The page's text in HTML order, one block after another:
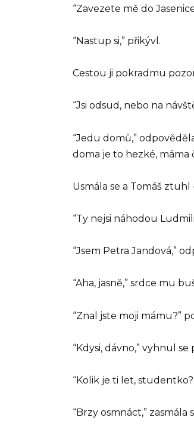
“Zavezete mě do
“Nastup si,” přikývl.
Cestou ji pokradmu
“Jsi odsud, nebo na
“Jedu domů,”
doma je to hezké, máma
Usmála se a Tomáš
“Ty nejsi náhodou
“Jsem Petra Jandová,”
“Aha, jasně,” srdce mu
“Znal jste moji mámu?”
“Kdysi, dávno,” vyhnul
“Kolik je ti let,
“Brzy osmnáct,” zasmála